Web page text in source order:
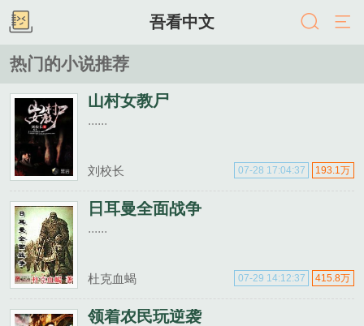
吾看中文
热门的小说推荐
山村女教尸
......
刘校长 193.1万
07-28 17:04:37
日耳曼全面战争
......
杜克血蝎 415.8万
07-29 14:12:37
领着农民玩逆袭